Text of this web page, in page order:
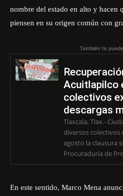
nombre del estado en alto y hacen
piensen en su origen común con
También te
Acuitlapilco
colectivos
descargas
Tlaxcala, Tlax.-
diversos colectivos
agosto la clausura
Procuraduría de
En este sentido, Marco Mena